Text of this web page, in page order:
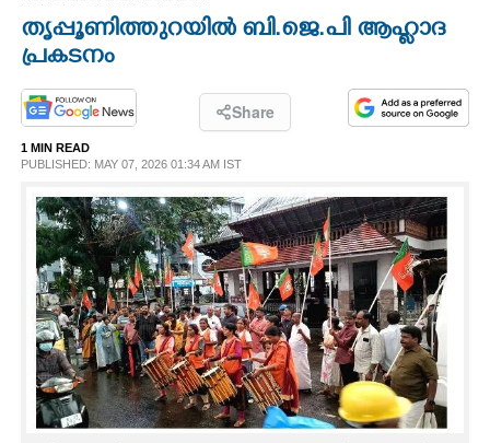
LIFESTYLE
SPIRITUAL
INFO+
ART
തൃപ്പൂണിത്തുറയിൽ ബി.ജെ.പി ആഹ്ലാദ
പ്രകടനം
Share
1 MIN READ
PUBLISHED: MAY 07, 2026 01:34 AM IST